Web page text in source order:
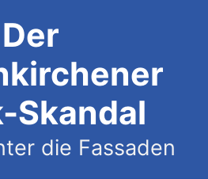
Der
Skandal
die Fassaden